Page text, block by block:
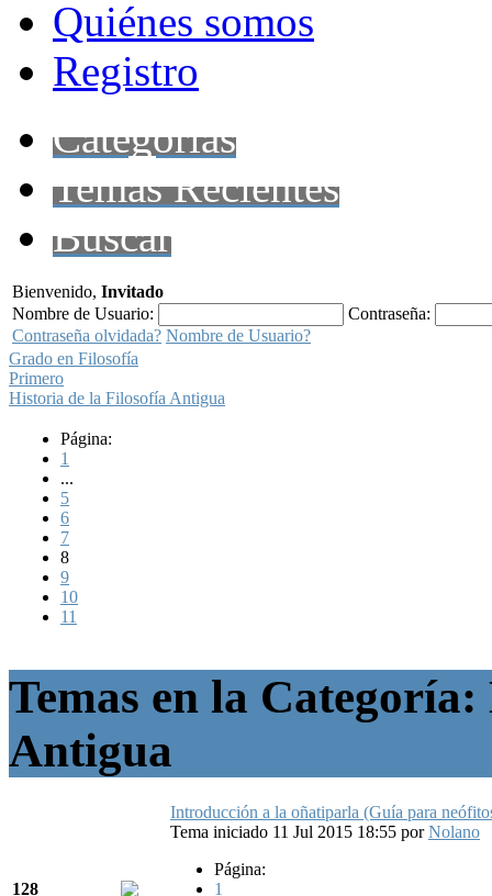
Quiénes somos
Registro
Categorías
Temas Recientes
Buscar
Bienvenido, Invitado
Nombre de Usuario:
Contraseña:
Contraseña olvidada? Nombre de Usuario?
Grado en Filosofía
Primero
Historia de la Filosofía Antigua
Página:
1
...
5
6
7
8
9
10
11
Temas en la
Antigua
128
Introducción a la oñatiparla (Guía para
Tema iniciado 11 Jul 2015 18:55 porNolano
Página:
1